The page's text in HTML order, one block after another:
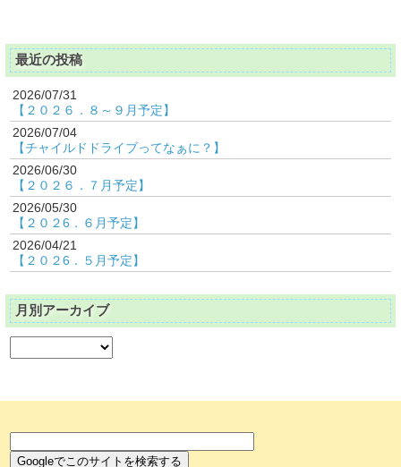
最近の投稿
2026/07/31
【２０２６．８～９月予定】
2026/07/04
【チャイルドドライブってなぁに？】
2026/06/30
【２０２６．７月予定】
2026/05/30
【２０２6．６月予定】
2026/04/21
【２０２6．５月予定】
月別アーカイブ